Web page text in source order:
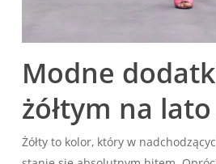
Modne
żółtym na
Żółty to kolor, który w